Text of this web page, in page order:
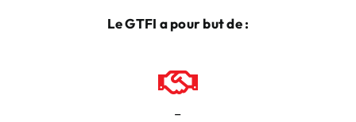
Le GTFI a pour but de :
–